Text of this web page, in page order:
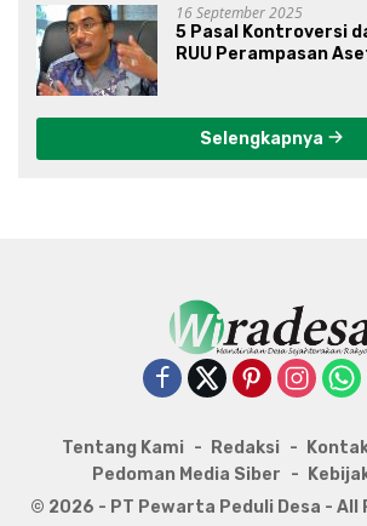
16 September 2025
5 Pasal Kontroversi
RUU Perampasan
Selengkapnya
Tentang Kami Redaksi
Pedoman Media Siber
© 2026 - PT Pewarta Peduli Desa - All